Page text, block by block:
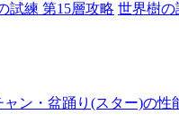
試練 第15層攻略 世界樹の
ャン・盆踊り(スター)の性